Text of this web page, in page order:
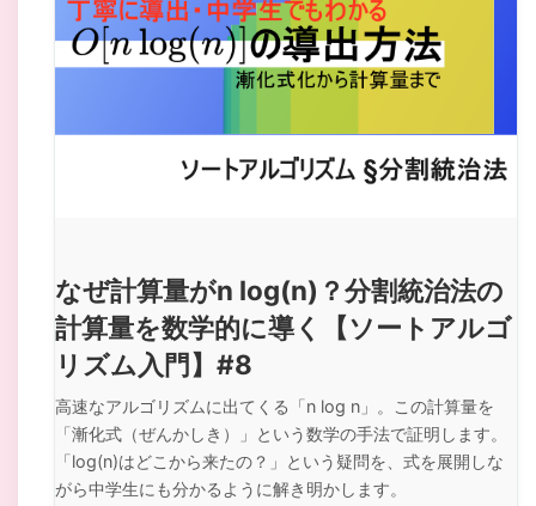
なぜ計算量がn log(n)？分割統治法の
計算量を数学的に導く【ソートアルゴ
リズム入門】#8
高速なアルゴリズムに出てくる「n log n」。この計算量を
「漸化式（ぜんかしき）」という数学の手法で証明します。
「log(n)はどこから来たの？」という疑問を、式を展開しな
がら中学生にも分かるように解き明かします。